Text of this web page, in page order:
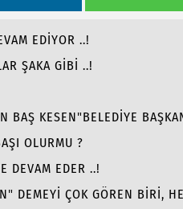
EDİYOR ..!
ŞAKA GİBİ ..!
BAŞ KESEN"BELEDİYE
OLURMU ?
DEVAM EDER ..!
DEMEYİ ÇOK GÖREN BİRİ,